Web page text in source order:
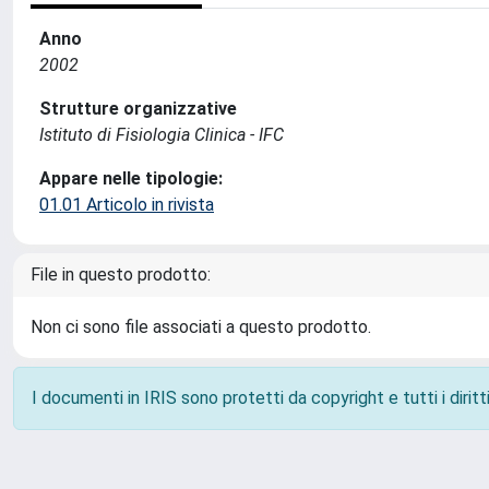
Anno
2002
Strutture organizzative
Istituto di Fisiologia Clinica - IFC
Appare nelle tipologie:
01.01 Articolo in rivista
File in questo prodotto:
Non ci sono file associati a questo prodotto.
I documenti in IRIS sono protetti da copyright e tutti i